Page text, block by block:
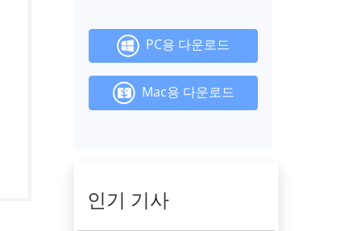
PC용 다운로드
Mac용 다운로드
인기 기사